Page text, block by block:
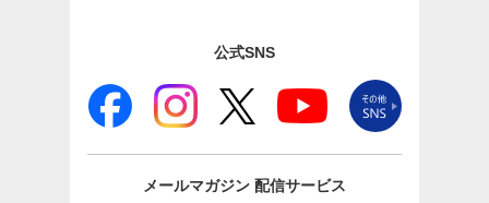
公式SNS
メールマガジン 配信サービス